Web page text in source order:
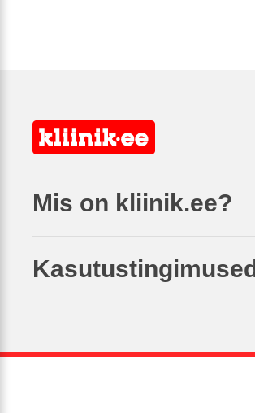
Mis on kliinik.ee?
Kasutustingimused